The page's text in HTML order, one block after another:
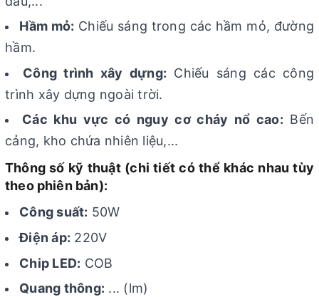
Hầm mỏ: Chiếu sáng trong các hầm mỏ, đường
hầm.
Công trình xây dựng: Chiếu sáng các công
trình xây dựng ngoài trời.
Các khu vực có nguy cơ cháy nổ cao: Bến
cảng, kho chứa nhiên liệu,...
Thông số kỹ thuật (chi tiết có thể khác nhau tùy
theo phiên bản):
Công suất: 50W
Điện áp: 220V
Chip LED: COB
Quang thông: ... (lm)